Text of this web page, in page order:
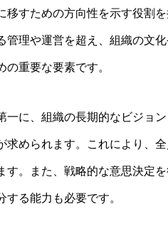
移すための方向性を示す役割
管理や運営を超え、組織の文
重要な要素です。
一に、組織の長期的なビジョ
求められます。これにより、
す。また、戦略的な意思決定
る能力も必要です。